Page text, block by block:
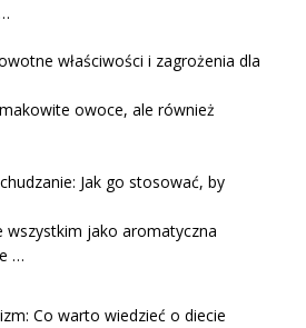
właściwości i zagrożenia dla
owoce, ale również
Jak go stosować, by
wszystkim jako aromatyczna
…
Co warto wiedzieć o diecie